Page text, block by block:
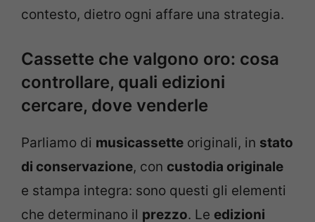
contesto, dietro ogni affare una strategia.
Cassette che valgono oro: cosa
controllare, quali edizioni
cercare, dove venderle
Parliamo di musicassette originali, in stato
di conservazione, con custodia originale
e stampa integra: sono questi gli elementi
che determinano il prezzo. Le edizioni